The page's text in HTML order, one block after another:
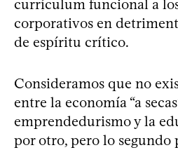
currículum funcional a
corporativos en
de espíritu crítico.
Consideramos que no
entre la economía “a
emprendedurismo y la
por otro, pero lo